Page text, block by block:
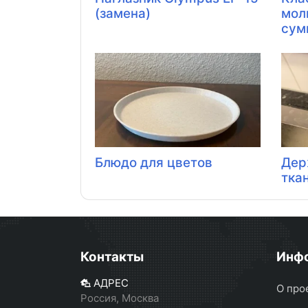
(замена)
Блюдо для цветов
Контакты
АДРЕС
Россия, Москва
О